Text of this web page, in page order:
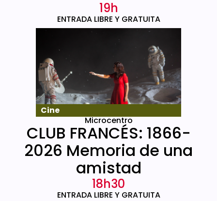
19h
ENTRADA LIBRE Y GRATUITA
Cine
Microcentro
CLUB FRANCÉS: 1866-
2026 Memoria de una
amistad
18h30
ENTRADA LIBRE Y GRATUITA